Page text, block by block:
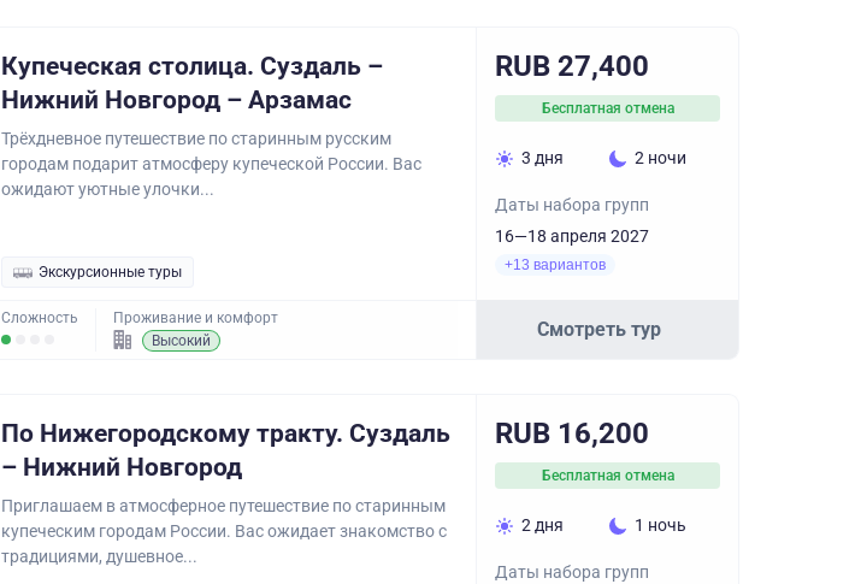
Купеческая столица. Суздаль –
Нижний Новгород – Арзамас
Трёхдневное путешествие по старинным русским
городам подарит атмосферу купеческой России. Вас
ожидают уютные улочки...
Экскурсионные туры
Сложность
Проживание и комфорт
Высокий
RUB 27,400
Бесплатная отмена
3 дня 2 ночи
Даты набора групп
16—18 апреля 2027
+13 вариантов
Смотреть тур
По Нижегородскому тракту. Суздаль
– Нижний Новгород
Приглашаем в атмосферное путешествие по старинным
купеческим городам России. Вас ожидает знакомство с
традициями, душевное...
RUB 16,200
Бесплатная отмена
2 дня 1 ночь
Даты набора групп